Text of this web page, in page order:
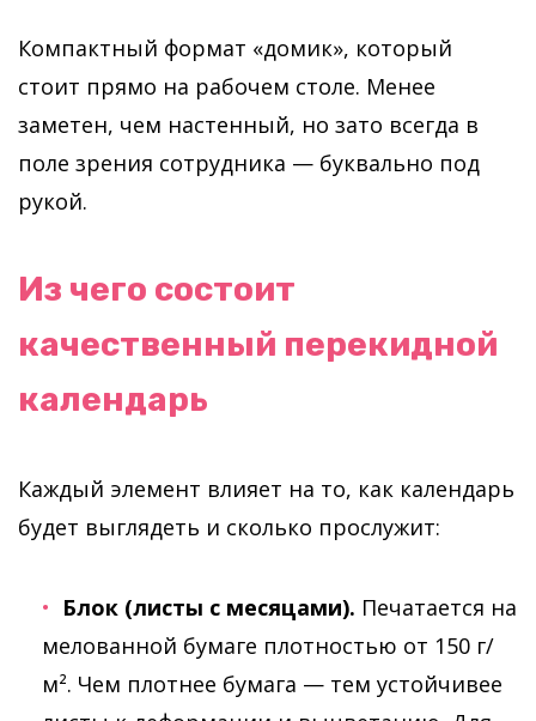
Компактный формат «домик», который
стоит прямо на рабочем столе. Менее
заметен, чем настенный, но зато всегда в
поле зрения сотрудника — буквально под
рукой.
Из чего состоит
качественный перекидной
календарь
Каждый элемент влияет на то, как календарь
будет выглядеть и сколько прослужит:
Блок (листы с месяцами). Печатается на
мелованной бумаге плотностью от 150 г/
м². Чем плотнее бумага — тем устойчивее